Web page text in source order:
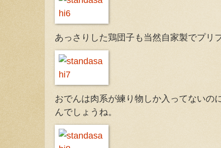
あっさりした鶏団子も当然自家製でプリ
おでんは肉系が練り物しか入ってないの
んでしょうね。